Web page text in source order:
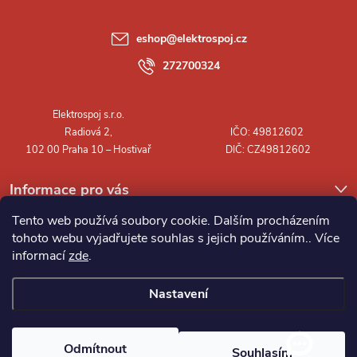
Tento web používá soubory cookie. Dalším procházením
tohoto webu vyjadřujete souhlas s jejich používáním.. Více
informacízde.
Nastavení
Odmítnout Souhlasím
Informace pro vás
eshop@elektrospoj.cz
272700324
Elektrospoj s.r.o.. Všechna práva vyhrazena.